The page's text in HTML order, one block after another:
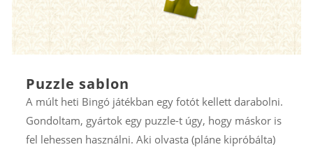
Puzzle sablon
A múlt heti Bingó játékban egy fotót kellett darabolni.
Gondoltam, gyártok egy puzzle-t úgy, hogy máskor is
fel lehessen használni. Aki olvasta (pláne kipróbálta)